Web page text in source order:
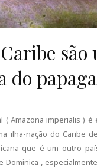
são
do
( Amazona imperialis )
ilha-nação do Caribe
que é um outro
Dominica ,